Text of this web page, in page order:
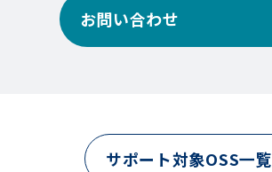
お問い合わせ
サポート対象OSS一覧